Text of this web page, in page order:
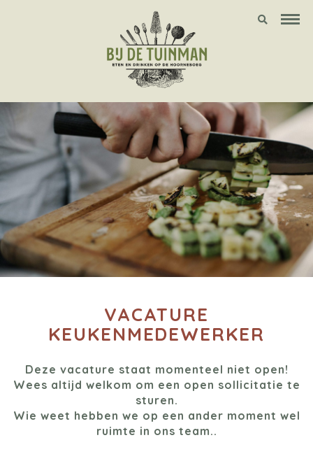
VACATURE
KEUKENMEDEWERKER
Deze vacature staat momenteel niet open!
Wees altijd welkom om een open sollicitatie te
sturen.
Wie weet hebben we op een ander moment wel
ruimte in ons team..